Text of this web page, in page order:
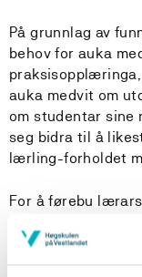
På grunnlag av
behov for auka
auka medvit om
om studentar sine
seg bidra til å
lærling-forholdet
For å førebu
for å utfordre